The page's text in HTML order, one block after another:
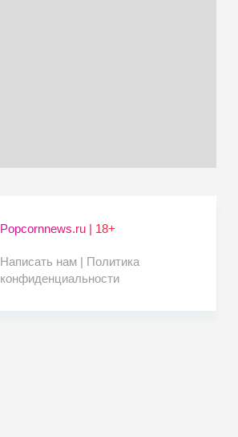
Popcornnews.ru | 18+
Написать нам | Политика
конфиденциальности